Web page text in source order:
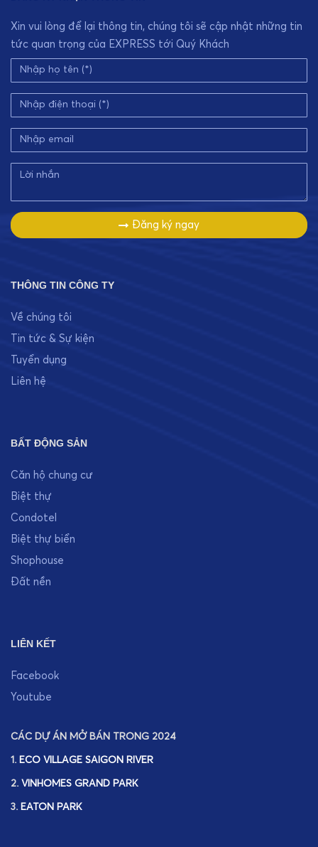
Xin vui lòng để lại thông tin, chúng tôi sẽ cập nhật những tin
tức quan trọng của EXPRESS tới Quý Khách
Đăng ký ngay
THÔNG TIN CÔNG TY
Về chúng tôi
Tin tức & Sự kiện
Tuyển dụng
Liên hệ
BẤT ĐỘNG SẢN
Căn hộ chung cư
Biệt thự
Condotel
Biệt thự biển
Shophouse
Đất nền
LIÊN KẾT
Facebook
Youtube
CÁC DỰ ÁN MỞ BÁN TRONG 2024
1. ECO VILLAGE SAIGON RIVER
2. VINHOMES GRAND PARK
3. EATON PARK